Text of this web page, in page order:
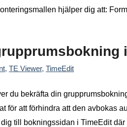
hjälper dig att:
, TE Viewer, TimeEdit
du bekräfta din
för att förhindra att den avbokas
till bokningssidan i TimeEdit